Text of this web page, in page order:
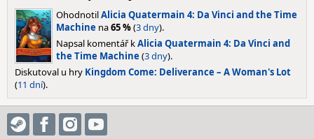
OhodnotilAlicia Quatermain 4: Da Vinci and the Time
Machine na65 %(3 dny).
Napsal komentář kAlicia Quatermain 4: Da Vinci and
the Time Machine (3 dny).
Diskutoval u hry Kingdom Come: Deliverance – A Woman's Lot
(11 dní).